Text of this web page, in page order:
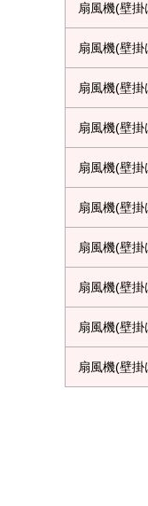
扇風機(壁掛
扇風機(壁掛
扇風機(壁掛
扇風機(壁掛
扇風機(壁掛
扇風機(壁掛
扇風機(壁掛
扇風機(壁掛
扇風機(壁掛
扇風機(壁掛